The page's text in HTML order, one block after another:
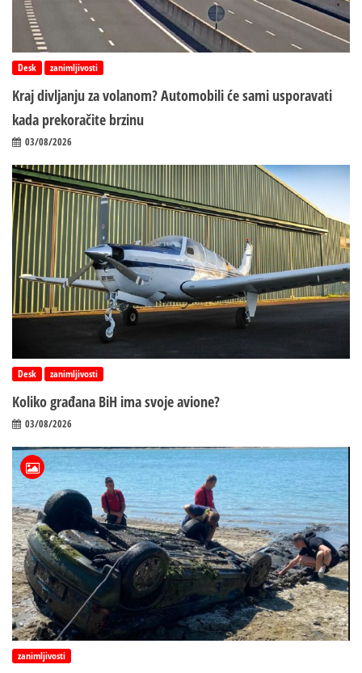
Desk zanimljivosti
Kraj divljanju za volanom? Automobili će sami usporavati
kada prekoračite brzinu
03/08/2026
Desk zanimljivosti
Koliko građana BiH ima svoje avione?
03/08/2026
zanimljivosti